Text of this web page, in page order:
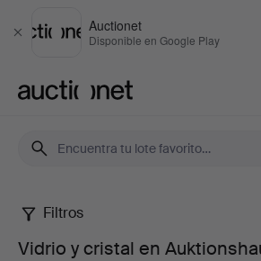
Cerrar
Auctionet
Disponible en Google Play
Vidrio
Filtros
Vidrio y cristal en